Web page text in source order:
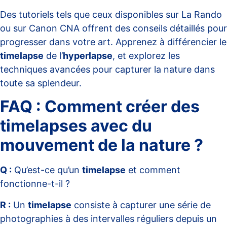
Des tutoriels tels que ceux disponibles sur La Rando
ou sur Canon CNA offrent des conseils détaillés pour
progresser dans votre art. Apprenez à différencier le
timelapse de l’hyperlapse, et explorez les
techniques avancées pour capturer la nature dans
toute sa splendeur.
FAQ : Comment créer des
timelapses avec du
mouvement de la nature ?
Q : Qu’est-ce qu’un timelapse et comment
fonctionne-t-il ?
R : Un timelapse consiste à capturer une série de
photographies à des intervalles réguliers depuis un